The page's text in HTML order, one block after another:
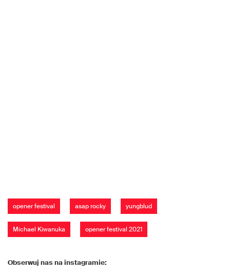
opener festival asap rocky yungblud
Michael Kiwanuka opener festival 2021
Obserwuj nas na instagramie: